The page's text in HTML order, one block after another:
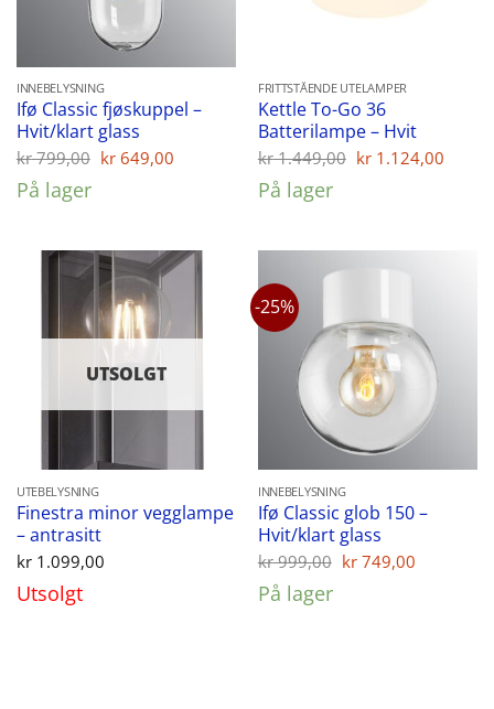
INNEBELYSNING
Ifø Classic fjøskuppel –
Hvit/klart glass
kr799,00 Opprinnelig
kr 649,00 Nåværende
På lager
FRITTSTÅENDE UTELAMPER
Kettle To-Go 36
Batterilampe – Hvit
kr1.449,00 Opprinnelig
kr 1.124,00
På lager
UTSOLGT
UTEBELYSNING
Finestra minor vegglampe
– antrasitt
kr1.099,00
Utsolgt
-25%
INNEBELYSNING
Ifø Classic glob 150 –
Hvit/klart glass
kr999,00 Opprinnelig
kr 749,00
På lager